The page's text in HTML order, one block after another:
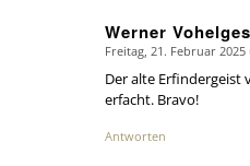
Werner
says:
Freitag, 21. Februar
Der alte Erfindergeist
erfacht. Bravo!
Antworten